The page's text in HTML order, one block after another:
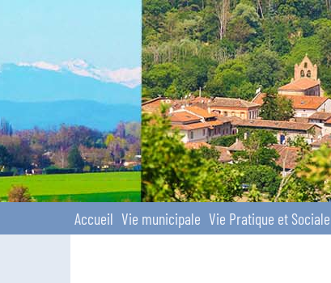
Site officiel
Accueil Vie municipale Vie Pratique et Sociale